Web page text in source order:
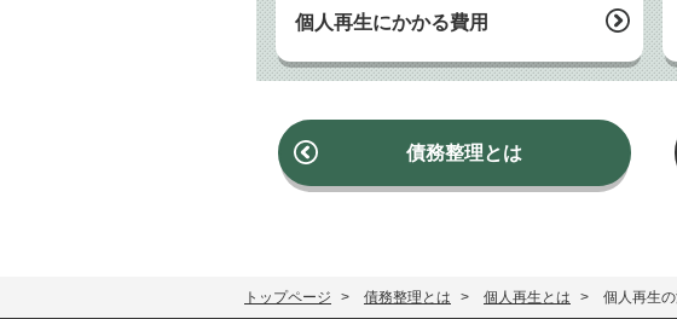
個人再生にかかる費用
債務整理とは
トップページ 債務整理とは 個人再生とは 個人再生